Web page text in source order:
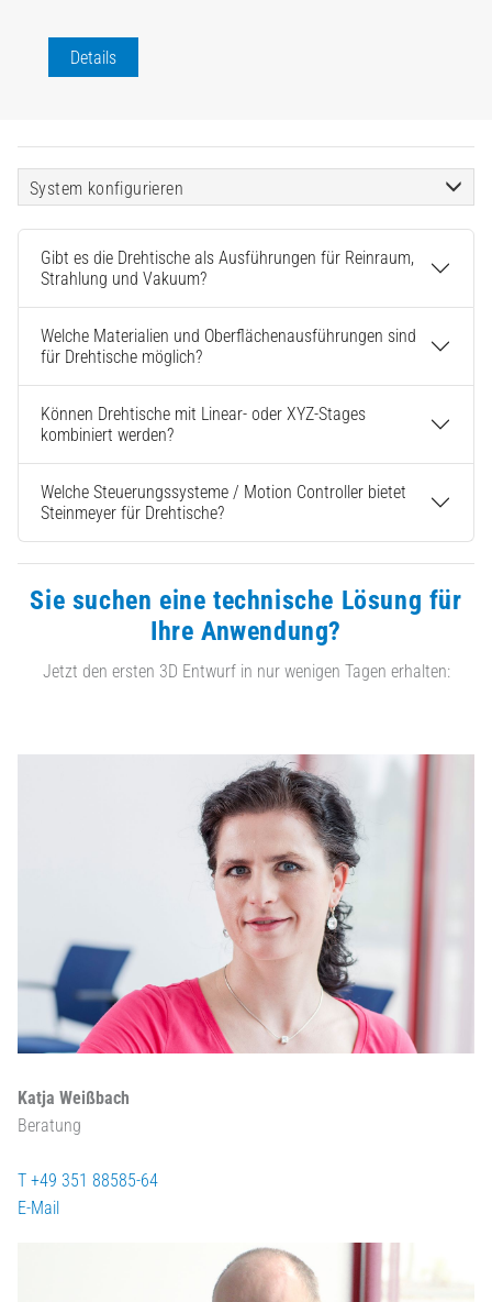
Details
System konfigurieren
Gibt es die Drehtische als Ausführungen für Reinraum,
Strahlung und Vakuum?
Welche Materialien und Oberflächenausführungen sind
für Drehtische möglich?
Können Drehtische mit Linear- oder XYZ-Stages
kombiniert werden?
Welche Steuerungssysteme / Motion Controller bietet
Steinmeyer für Drehtische?
Sie suchen eine technische Lösung für
Ihre Anwendung?
Jetzt den ersten 3D Entwurf in nur wenigen Tagen erhalten:
Katja Weißbach
Beratung
T +49 351 88585-64
E-Mail